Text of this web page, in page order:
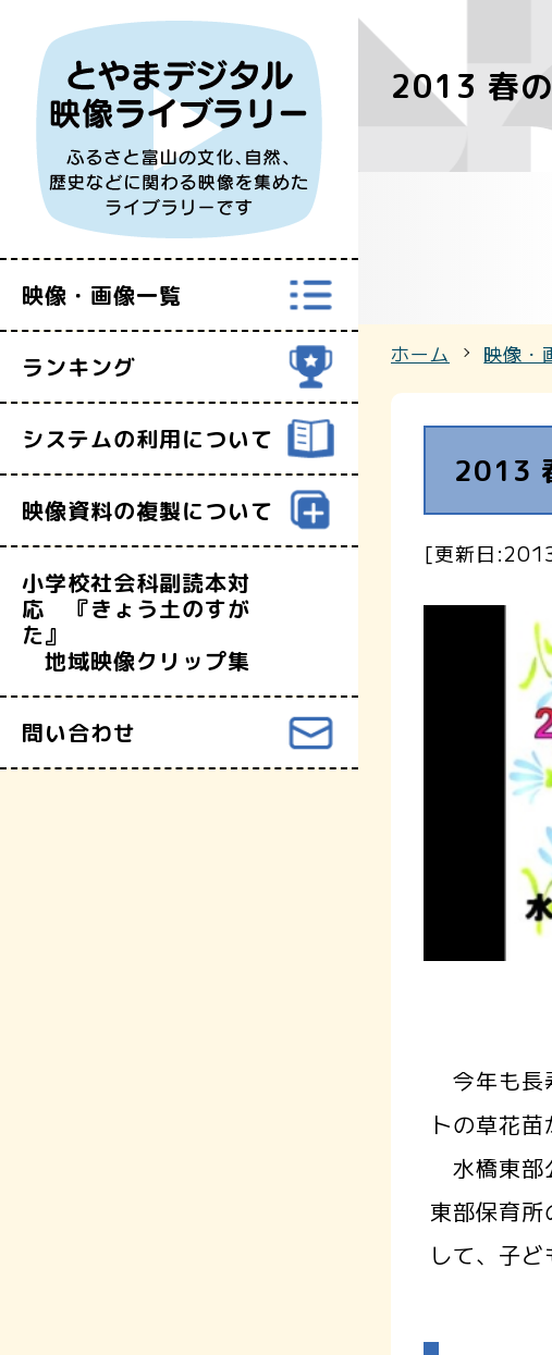
映像・画像一覧
すべての映像
富山県映像センタ
ランキング
システムの利用について
映像資料の複製について
小学校社会科副読本対
応 『きょう土のすが
た』
地域映像クリップ集
問い合わせ
2013 春
ホーム 映像・
2013
[更新日
今年も長
トの草花苗
水橋東部
東部保育
して、子ど